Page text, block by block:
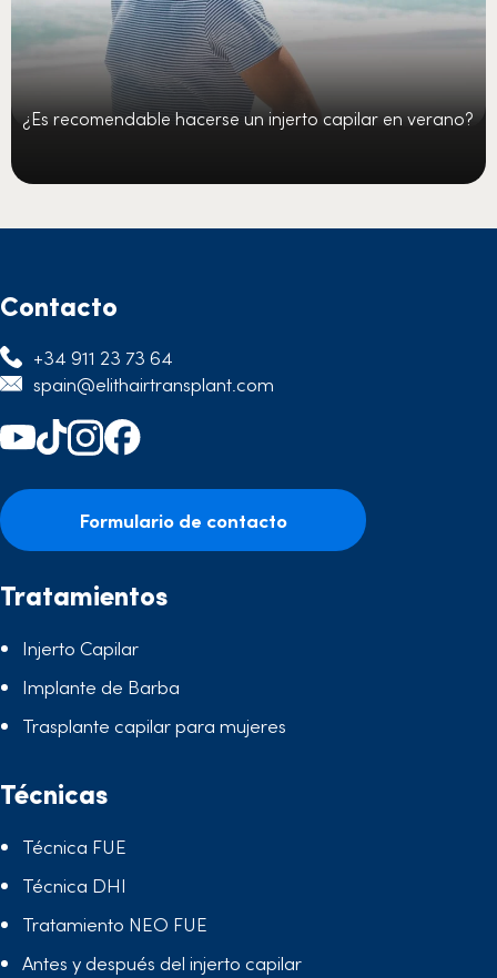
¿Es recomendable hacerse un injerto capilar en verano?
Contacto
+34 911 23 73 64
spain@elithairtransplant.com
Formulario de contacto
Tratamientos
Injerto Capilar
Implante de Barba
Trasplante capilar para mujeres
Técnicas
Técnica FUE
Técnica DHI
Tratamiento NEO FUE
Antes y después del injerto capilar